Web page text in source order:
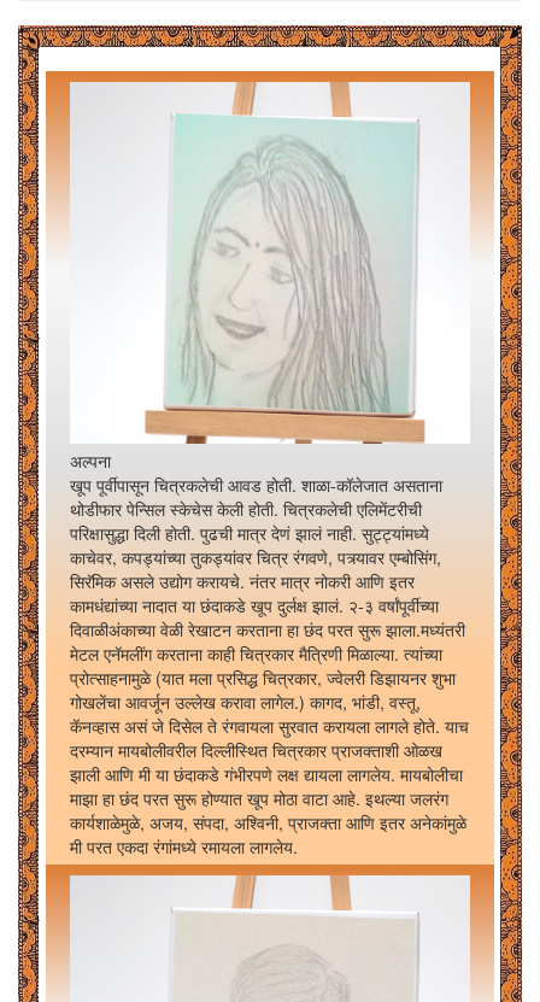
अल्पना
खूप पूर्वीपासून चित्रकलेची आवड होती. शाळा-कॉलेजात असताना
थोडीफार पेन्सिल स्केचेस केली होती. चित्रकलेची एलिमेंटरीची
परिक्षासुद्धा दिली होती. पुढची मात्र देणं झालं नाही. सुट्ट्यांमध्ये
काचेवर, कपड्यांच्या तुकड्यांवर चित्र रंगवणे, पत्र्यावर एम्बोसिंग,
सिरॅमिक असले उद्योग करायचे. नंतर मात्र नोकरी आणि इतर
कामधंद्यांच्या नादात या छंदाकडे खूप दुर्लक्ष झालं. २-३ वर्षांपूर्वीच्या
दिवाळीअंकाच्या वेळी रेखाटन करताना हा छंद परत सुरू झाला.मध्यंतरी
मेटल एनॅमलींग करताना काही चित्रकार मैत्रिणी मिळाल्या. त्यांच्या
प्रोत्साहनामुळे (यात मला प्रसिद्ध चित्रकार, ज्वेलरी डिझायनर शुभा
गोखलेंचा आवर्जून उल्लेख करावा लागेल.) कागद, भांडी, वस्तू,
कॅनव्हास असं जे दिसेल ते रंगवायला सुरवात करायला लागले होते. याच
दरम्यान मायबोलीवरील दिल्लीस्थित चित्रकार प्राजक्ताशी ओळख
झाली आणि मी या छंदाकडे गंभीरपणे लक्ष द्यायला लागलेय. मायबोलीचा
माझा हा छंद परत सुरू होण्यात खूप मोठा वाटा आहे. इथल्या जलरंग
कार्यशाळेमुळे, अजय, संपदा, अश्विनी, प्राजक्ता आणि इतर अनेकांमुळे
मी परत एकदा रंगांमध्ये रमायला लागलेय.